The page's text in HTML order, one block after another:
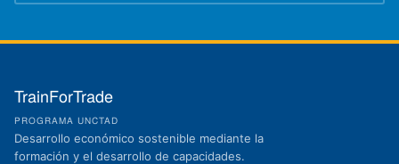
TrainForTrade
PROGRAMA UNCTAD
Desarrollo económico sostenible mediante la
formación y el desarrollo de capacidades.